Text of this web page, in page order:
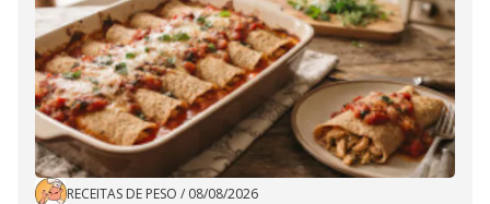
RECEITAS DE PESO / 08/08/2026